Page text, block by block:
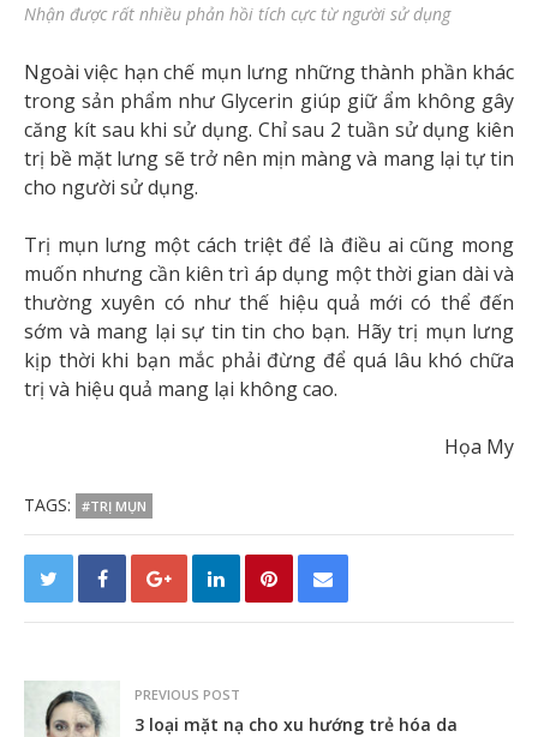
Nhận được rất nhiều phản hồi tích cực từ người sử dụng
Ngoài việc hạn chế mụn lưng những thành phần khác
trong sản phẩm như Glycerin giúp giữ ẩm không gây
căng kít sau khi sử dụng. Chỉ sau 2 tuần sử dụng kiên
trị bề mặt lưng sẽ trở nên mịn màng và mang lại tự tin
cho người sử dụng.
Trị mụn lưng một cách triệt để là điều ai cũng mong
muốn nhưng cần kiên trì áp dụng một thời gian dài và
thường xuyên có như thế hiệu quả mới có thể đến
sớm và mang lại sự tin tin cho bạn. Hãy trị mụn lưng
kịp thời khi bạn mắc phải đừng để quá lâu khó chữa
trị và hiệu quả mang lại không cao.
Họa My
TAGS: #TRỊ MỤN
PREVIOUS POST
3 loại mặt nạ cho xu hướng trẻ hóa da